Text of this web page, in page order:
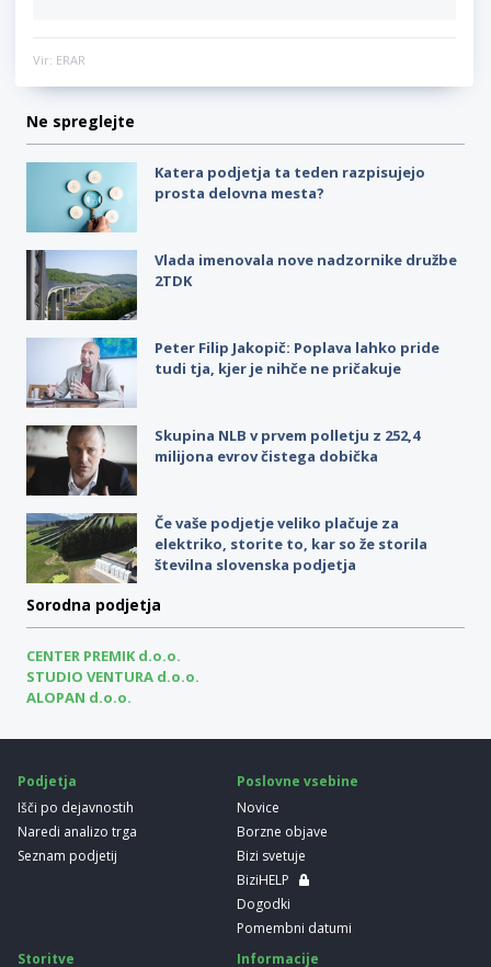
Vir: ERAR
Ne spreglejte
Katera podjetja ta teden razpisujejo
prosta delovna mesta?
Vlada imenovala nove nadzornike družbe
2TDK
Peter Filip Jakopič: Poplava lahko pride
tudi tja, kjer je nihče ne pričakuje
Skupina NLB v prvem polletju z 252,4
milijona evrov čistega dobička
Če vaše podjetje veliko plačuje za
elektriko, storite to, kar so že storila
številna slovenska podjetja
Sorodna podjetja
CENTER PREMIK d.o.o.
STUDIO VENTURA d.o.o.
ALOPAN d.o.o.
Podjetja
Išči po dejavnostih
Naredi analizo trga
Seznam podjetij
Poslovne vsebine
Novice
Borzne objave
Bizi svetuje
BiziHELP
Dogodki
Pomembni datumi
Storitve
Informacije